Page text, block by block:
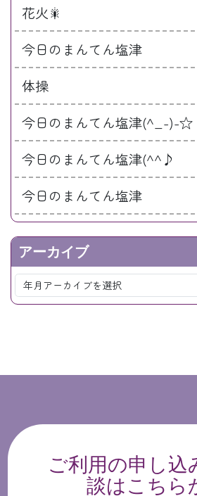
花火🎇
今日のまんてん塩津
体操
今日のまんてん塩津(^_-)-☆
今日のまんてん塩津(^^♪
今日のまんてん塩津
アーカイブ
ご利用の申し込
談はこちら